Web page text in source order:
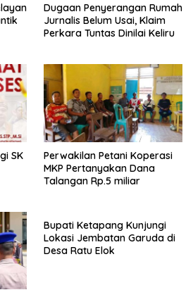
Dugaan Penyerangan Rumah
Jurnalis Belum Usai, Klaim
Perkara Tuntas Dinilai Keliru
SK
Perwakilan Petani Koperasi
MKP Pertanyakan Dana
Talangan Rp.5 miliar
Bupati Ketapang Kunjungi
Lokasi Jembatan Garuda di
Desa Ratu Elok